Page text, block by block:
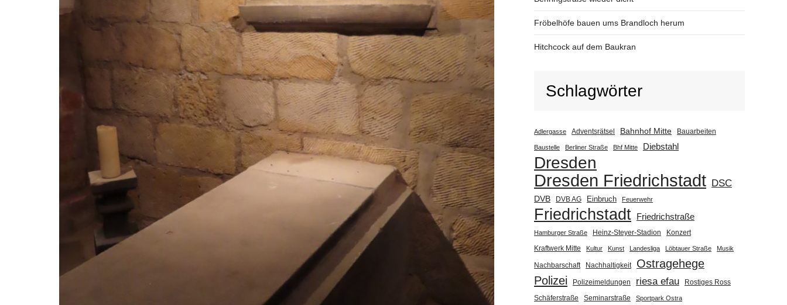
Fröbelhöfe bauen ums Brandloch herum
Hitchcock auf dem Baukran
Schlagwörter
Adlergasse Adventsrätsel Bahnhof Mitte Bauarbeiten
Baustelle Berliner Straße Bhf Mitte Diebstahl
Dresden
Dresden Friedrichstadt DSC
DVB DVB AG Einbruch Feuerwehr
Friedrichstadt Friedrichstraße
Hamburger Straße Heinz-Steyer-Stadion
Konzert
Kraftwerk Mitte
Kultur Kunst Landesliga Löbtauer Straße Musik
Nachbarschaft Nachhaltigkeit
Ostragehege
Polizei
Polizeimeldungen riesa efau Rostiges Ross
Schäferstraße Seminarstraße Sportpark Ostra